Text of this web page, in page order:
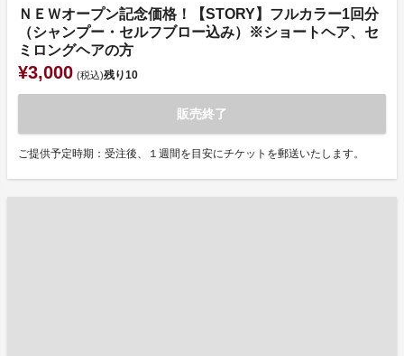
ＮＥＷオープン記念価格！【STORY】フルカラー1回分
（シャンプー・セルフブロー込み）※ショートヘア、セ
ミロングヘアの方
¥3,000 (税込)残り10
販売終了
ご提供予定時期：受注後、１週間を目安にチケットを郵送いたします。